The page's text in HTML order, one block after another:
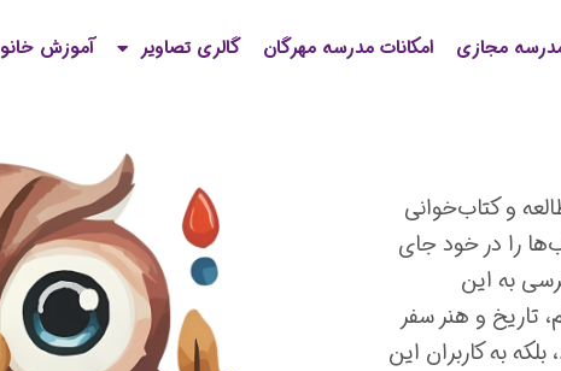
مجازی امکانات مدرسه مهرگان گالری تصاویر آموزش
و کتاب‌خوانی
را در خود جای
به این
تاریخ و هنر سفر
به کاربران این